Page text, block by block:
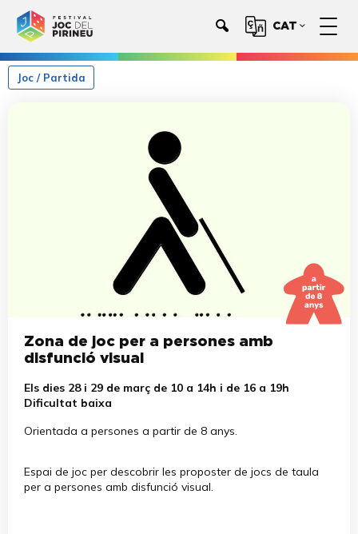
CAT
Joc / Partida
Zona de joc per a persones amb
disfunció visual
Els dies 28 i 29 de març de 10 a 14h i de 16 a 19h
Dificultat baixa
Orientada a persones a partir de 8 anys.
Espai de joc per descobrir les proposter de jocs de taula
per a persones amb disfunció visual.